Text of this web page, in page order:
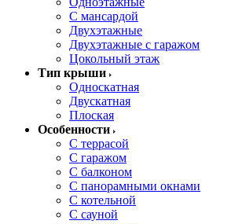
С мансардой
Двухэтажные
Двухэтажные с гаражом
Цокольный этаж
Тип крыши
Односкатная
Двускатная
Плоская
Особенности
С террасой
С гаражом
С балконом
С панорамными окнами
С котельной
С сауной